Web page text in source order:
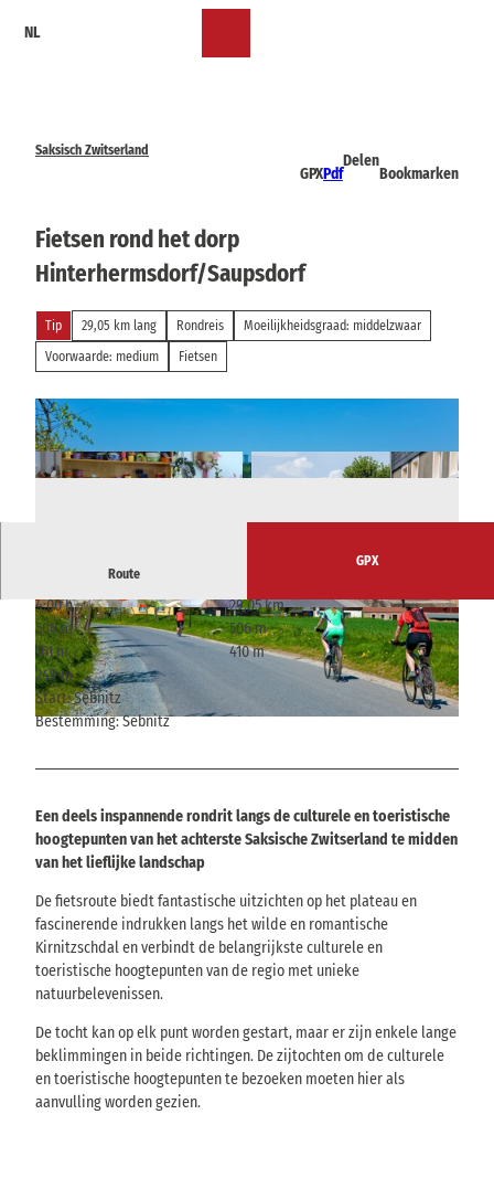
NL
Saksisch Zwitserland
GPXPdf
Delen
Bookmarken
Fietsen rond het dorp
Hinterhermsdorf/Saupsdorf
Tip 29,05 km lang Rondreis
Moeilijkheidsgraad: middelzwaar
Voorwaarde: medium
Fietsen
© Archiv TMGS Sylvio Dittrich, Tourismusverband Sächsische Schweiz
© TIS TVSSW | AI-geoptimaliseerd
© Florian Tyrowski, Tourismusverband Sächsisc
he Schweiz e.V.
Route
GPX
4:00 h
29,05 km
506 m
506 m
161 m
410 m
249 m
Start: Sebnitz
Bestemming: Sebnitz
Een deels inspannende rondrit langs de culturele en toeristische
hoogtepunten van het achterste Saksische Zwitserland te midden
van het lieflijke landschap
De fietsroute biedt fantastische uitzichten op het plateau en
fascinerende indrukken langs het wilde en romantische
Kirnitzschdal en verbindt de belangrijkste culturele en
toeristische hoogtepunten van de regio met unieke
natuurbelevenissen.
De tocht kan op elk punt worden gestart, maar er zijn enkele lange
beklimmingen in beide richtingen. De zijtochten om de culturele
en toeristische hoogtepunten te bezoeken moeten hier als
aanvulling worden gezien.